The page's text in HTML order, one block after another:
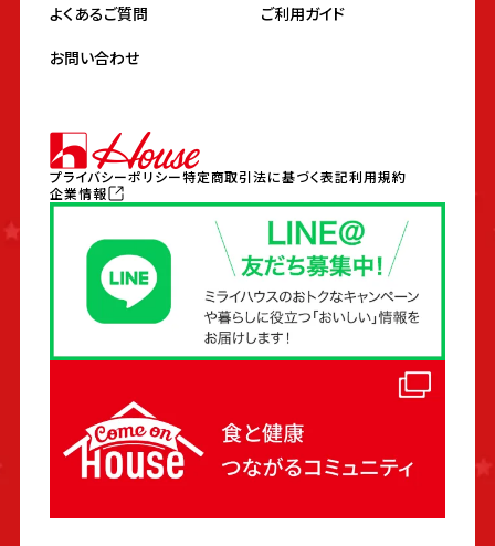
プライバシーポリシー特定商取引法に基づく表記利用規約
企業情報
よくあるご質問
ご利用ガイド
お問い合わせ